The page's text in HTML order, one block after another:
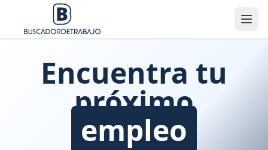
Encuentra tu
próximo
empleo